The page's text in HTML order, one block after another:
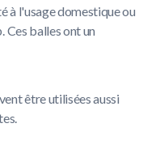
à l'usage domestique ou
Ces balles ont un
être utilisées aussi